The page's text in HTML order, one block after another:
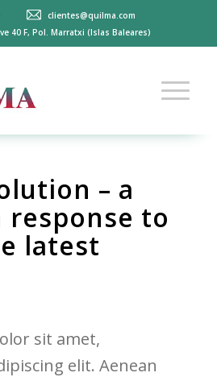
clientes@quilma.com
40 F, Pol. Marratxi (Islas Baleares)
– a
response to
latest
sit amet,
elit. Aenean